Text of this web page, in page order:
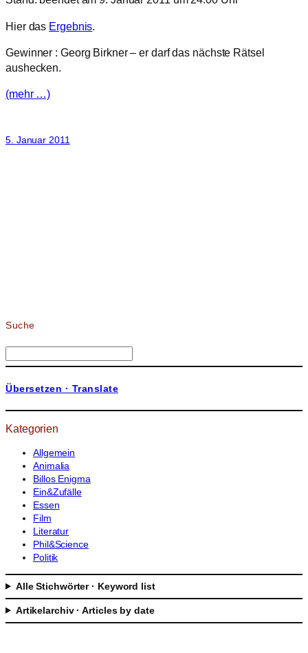
Hier das Ergebnis.
Gewinner : Georg Birkner – er darf das nächste Rätsel
aushecken.
(mehr …)
5. Januar 2011
Suche
u
h
Übersetzen · Translate
Kategorien
Allgemein
Animalia
Billos Enigma
Ein&Zufälle
Essen
Film
Literatur
Phil&Science
Politik
Alle Stichwörter · Keyword list
Artikelarchiv · Articles by date